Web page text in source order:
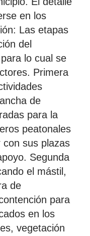
en los
Las etapas
del
lo cual se
Primera
de
para la
peatonales
sus plazas
Segunda
el mástil,
de
para
en los
vegetación